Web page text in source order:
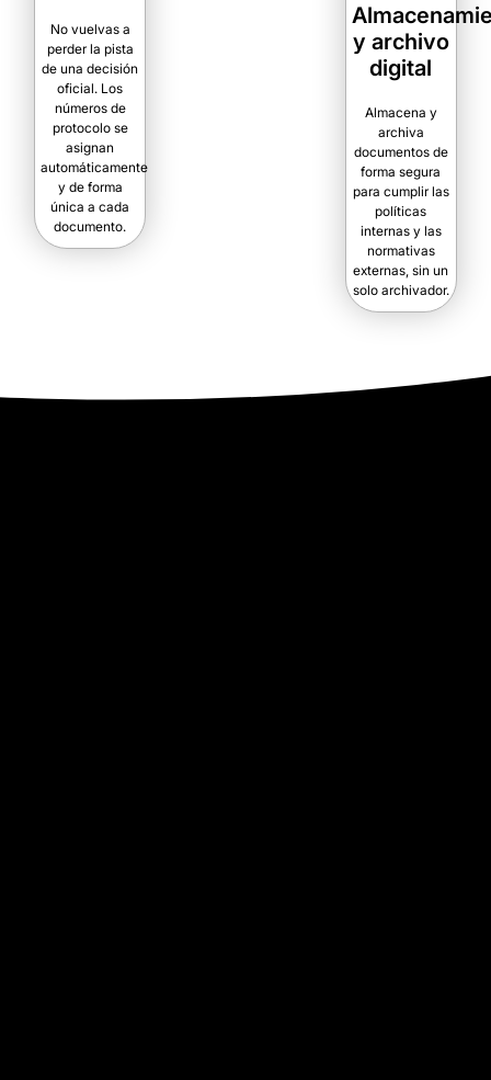
No vuelvas a
perder la pista
de una decisión
oficial. Los
números de
protocolo se
asignan
automáticamente
y de forma
única a cada
documento.
y archivo
digital
Almacena y
archiva
documentos de
forma segura
para cumplir las
políticas
internas y las
normativas
externas, sin un
solo archivador.